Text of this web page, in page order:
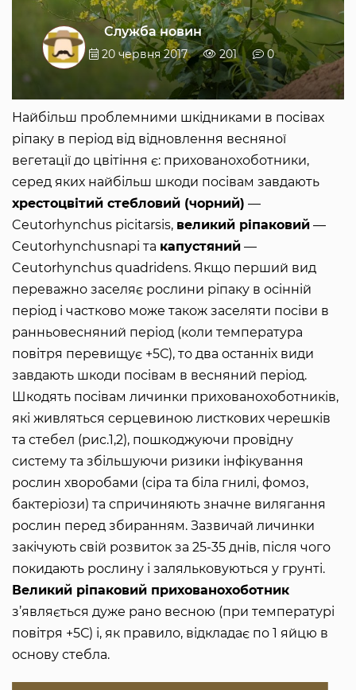
Служба новин
20 червня 2017 201 0
Найбільш проблемними шкідниками в посівах
ріпаку в період від відновлення весняної
вегетації до цвітіння є: прихованохоботники,
серед яких найбільш шкоди посівам завдають
хрестоцвітий стебловий (чорний) —
Ceutorhynchus picitarsis, великий ріпаковий —
Ceutorhynchusnapi та капустяний —
Ceutorhynchus quadridens. Якщо перший вид
переважно заселяє рослини ріпаку в осінній
період і частково може також заселяти посіви в
ранньовесняний період (коли температура
повітря перевищує +5С), то два останніх види
завдають шкоди посівам в весняний період.
Шкодять посівам личинки прихованохоботників,
які живляться серцевиною листкових черешків
та стебел (рис.1,2), пошкоджуючи провідну
систему та збільшуючи ризики інфікування
рослин хворобами (сіра та біла гнилі, фомоз,
бактеріози) та спричиняють значне вилягання
рослин перед збиранням. Зазвичай личинки
закічують свій розвиток за 25-35 днів, після чого
покидають рослину і заляльковуються у грунті.
Великий ріпаковий прихованохоботник
з’являється дуже рано весною (при температурі
повітря +5С) і, як правило, відкладає по 1 яйцю в
основу стебла.